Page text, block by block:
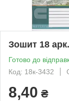
Зошит 18
Готово до
Код: 18к-3432
8,40 ₴